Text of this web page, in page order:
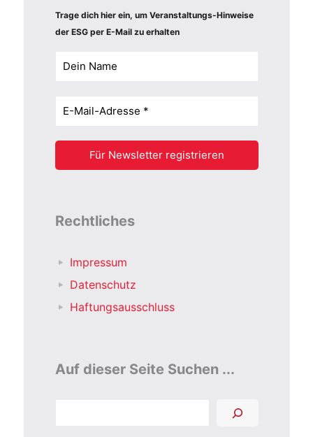
Trage dich hier ein, um Veranstaltungs-Hinweise
der ESG per E-Mail zu erhalten
Rechtliches
Impressum
Datenschutz
Haftungsausschluss
Auf dieser Seite Suchen ...